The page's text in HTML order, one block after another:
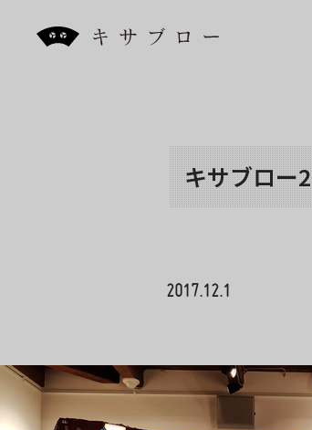
キサブロー
2017.12.1